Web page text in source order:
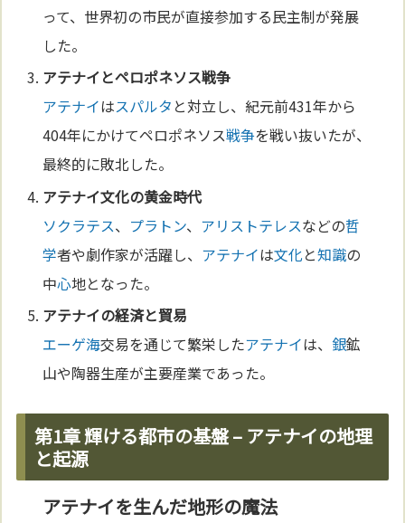
って、世界初の市民が直接参加する民主制が発展
した。
アテナイとペロポネソス戦争
アテナイはスパルタ と対立し、紀元前431年から
404年にかけてペロポネソス戦争を戦い抜いたが、
最終的に敗北した。
アテナイ文化の黄金時代
ソクラテス、 プラトン、 アリストテレスなどの哲
学者や劇作家が活躍し、 アテナイは文化と知識の
中心地となった。
アテナイの経済と貿易
エーゲ海交易を通じて繁栄したアテナイは、 銀鉱
山や陶器生産が主要産業であった。
第1章 輝ける都市の基盤 – アテナイの地理
と起源
アテナイを生んだ地形の魔法